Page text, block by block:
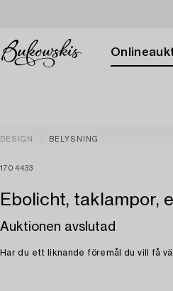
DESIGN BELYSNING
1704433
Ebolicht, taklampor,
Auktionen avslutad
Har du ett liknande föremål du vill få